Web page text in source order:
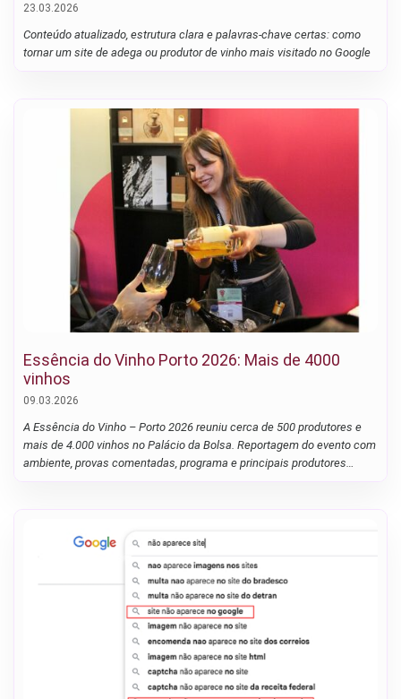
23.03.2026
Conteúdo atualizado, estrutura clara e palavras-chave certas: como
tornar um site de adega ou produtor de vinho mais visitado no Google
Essência do Vinho Porto 2026: Mais de 4000
vinhos
09.03.2026
A Essência do Vinho – Porto 2026 reuniu cerca de 500 produtores e
mais de 4.000 vinhos no Palácio da Bolsa. Reportagem do evento com
ambiente, provas comentadas, programa e principais produtores